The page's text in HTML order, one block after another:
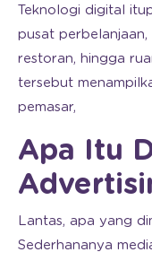
Teknologi digital
pusat perbelanjaan,
restoran, hingga
tersebut
pemasar,
Apa Itu
Lantas, apa yang
Sederhananya